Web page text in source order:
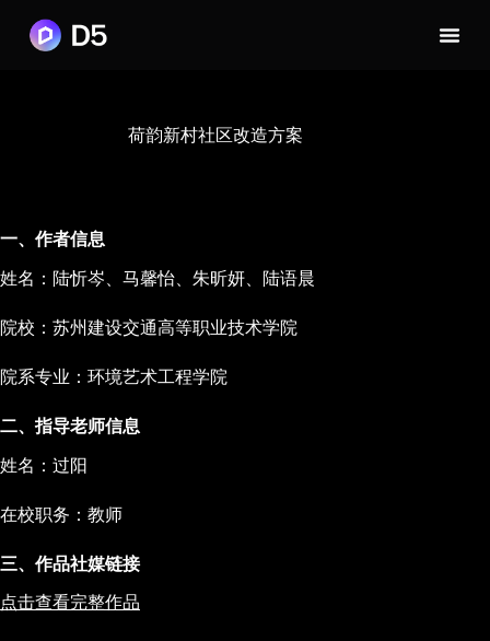
荷韵新村社区改造方案
一、作者信息
姓名：陆忻岑、马馨怡、朱昕妍、陆语晨
院校：苏州建设交通高等职业技术学院
院系专业：环境艺术工程学院
二、指导老师信息
姓名：过阳
在校职务：教师
三、作品社媒链接
点击查看完整作品